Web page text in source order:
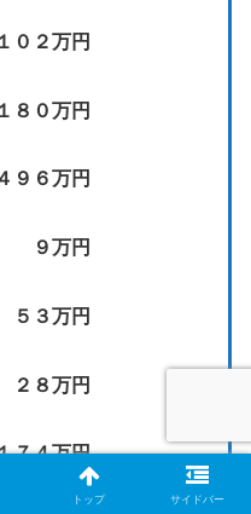
０２万円
８０万円
９６万円
万円
５３万円
８万円
７４万円
トップ サイドバー